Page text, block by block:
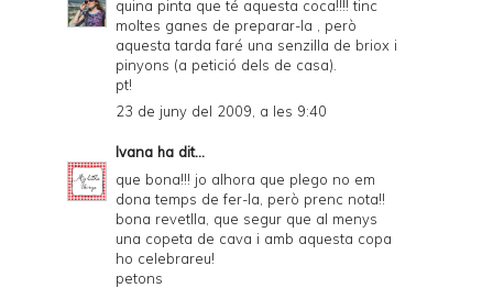
quina pinta que té aquesta coca!!!! tinc
moltes ganes de preparar-la , però
aquesta tarda faré una senzilla de briox i
pinyons (a petició dels de casa).
pt!
23 de juny del 2009, a les 9:40
Ivana ha dit...
que bona!!! jo alhora que plego no em
dona temps de fer-la, però prenc nota!!
bona revetlla, que segur que al menys
una copeta de cava i amb aquesta copa
ho celebrareu!
petons